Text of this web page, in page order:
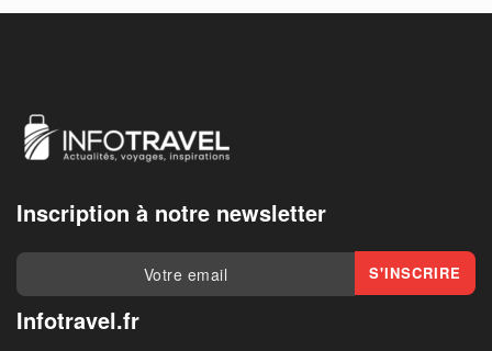
Inscription à notre newsletter
Infotravel.fr